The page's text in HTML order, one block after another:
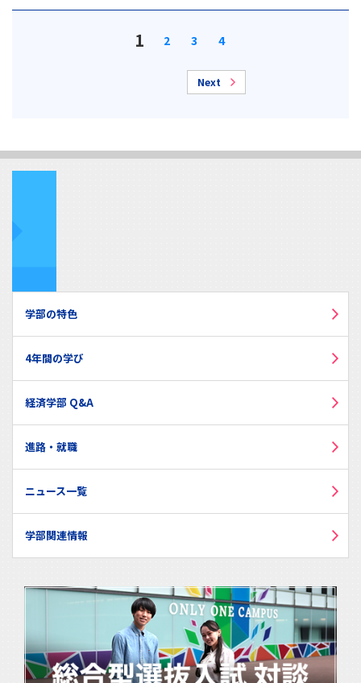
1 2 3 4
Next
学部の特色
4年間の学び
経済学部 Q&A
進路・就職
ニュース一覧
学部関連情報